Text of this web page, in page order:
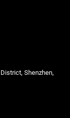
Shenzhen,